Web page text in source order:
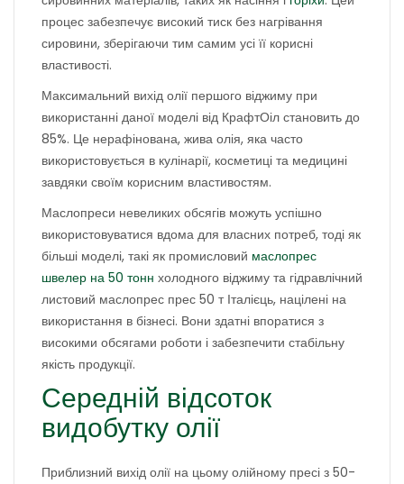
процес забезпечує високий тиск без нагрівання
сировини, зберігаючи тим самим усі її корисні
властивості.
Максимальний вихід олії першого віджиму при
використанні даної моделі від КрафтОіл становить до
85%. Це нерафінована, жива олія, яка часто
використовується в кулінарії, косметиці та медицині
завдяки своїм корисним властивостям.
Маслопреси невеликих обсягів можуть успішно
використовуватися вдома для власних потреб, тоді як
більші моделі, такі як промисловий маслопрес
швелер на 50 тонн холодного віджиму та гідравлічний
листовий маслопрес прес 50 т Італієць, націлені на
використання в бізнесі. Вони здатні впоратися з
високими обсягами роботи і забезпечити стабільну
якість продукції.
Середній відсоток
видобутку олії
Приблизний вихід олії на цьому олійному пресі з 50-